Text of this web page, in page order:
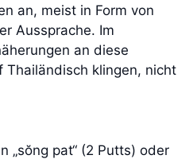
an, meist in Form von
Aussprache. Im
an diese
klingen, nicht
„sŏng pat“ (2 Putts) oder